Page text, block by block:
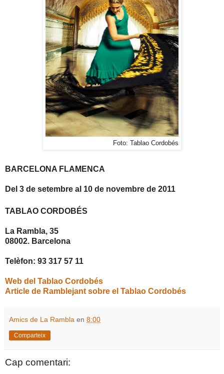
Foto: Tablao Cordobés
BARCELONA FLAMENCA
Del 3 de setembre al 10 de novembre de 2011
TABLAO CORDOBÉS
La Rambla, 35
08002. Barcelona
Telèfon: 93 317 57 11
Web del Tablao Cordobés
Article de Ramblejant sobre el Tablao Cordobés
Amics de La Rambla en 8:00
Comparteix
Cap comentari: